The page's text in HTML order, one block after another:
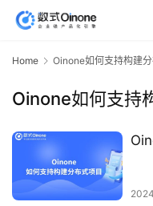
Home Oinone如何支持构建分
Oinone如何支持